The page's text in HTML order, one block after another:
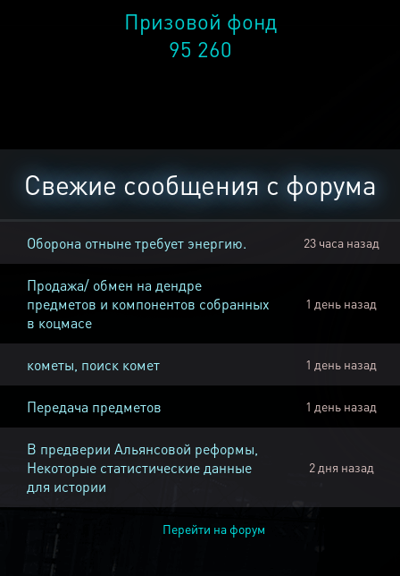
Призовой фонд
95 260
Свежие сообщения с форума
Оборона отныне требует энергию. 23 часа назад
Продажа/ обмен на дендре
предметов и компонентов собранных
в коцмасе
1 день назад
кометы, поиск комет 1 день назад
Передача предметов 1 день назад
В предверии Альянсовой реформы,
Некоторые статистические данные
для истории
2 дня назад
Перейти на форум